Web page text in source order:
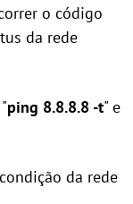
o código
da rede
ping 8.8.8.8 -t" e
da rede